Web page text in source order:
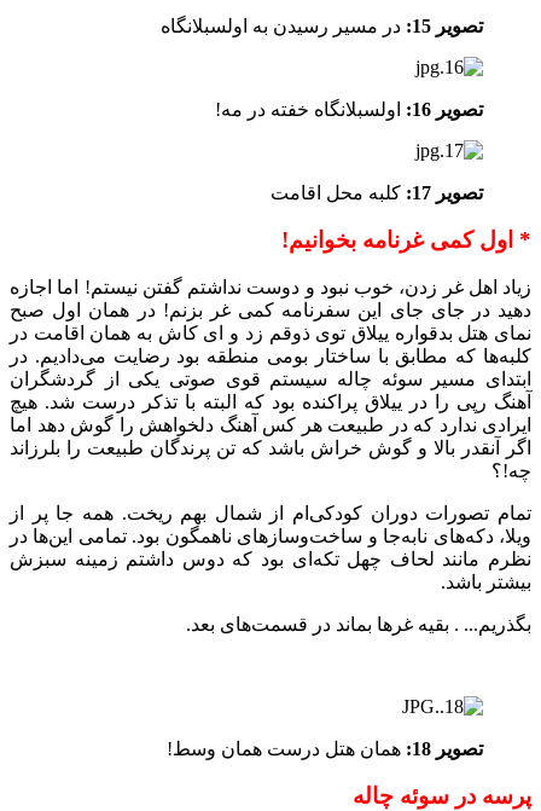
تصویر 15: در مسیر رسیدن به اولسبلانگاه
تصویر 16: اولسبلانگاه خفته در مه!
تصویر 17: کلبه محل اقامت
* اول کمی غرنامه بخوانیم!
زیاد اهل غر زدن، خوب نبود و دوست نداشتم گفتن نیستم! اما اجازه
دهید در جای جای این سفرنامه کمی غر بزنم! در همان اول صبح
نمای هتل بدقواره ییلاق توی ذوقم زد و ای کاش به همان اقامت در
کلبه‌ها که مطابق با ساختار بومی منطقه بود رضایت می‌دادیم. در
ابتدای مسیر سوئه چاله سیستم قوی صوتی یکی از گردشگران
آهنگ رپی را در ییلاق پراکنده بود که البته با تذکر درست شد. هیچ
ایرادی ندارد که در طبیعت هر کس آهنگ دلخواهش را گوش دهد اما
اگر آنقدر بالا و گوش خراش باشد که تن پرندگان طبیعت را بلرزاند
چه!؟
تمام تصورات دوران کودکی‌ام از شمال بهم ریخت. همه جا پر از
ویلا، دکه‌های نابه‌جا و ساخت‌و‌سازهای ناهمگون بود. تمامی این‌ها در
نظرم مانند لحاف چهل تکه‌ای بود که دوس داشتم زمینه سبزش
بیشتر باشد.
بگذریم... . بقیه غرها بماند در قسمت‌های بعد.
تصویر 18: همان هتل درست همان وسط!
پرسه در سوئه چاله